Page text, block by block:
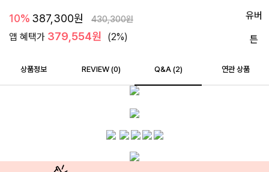
10% 387,300원 430,300원
앱 혜택가 379,554원 (2%)
상품정보 REVIEW (0) Q&A (2) 연관 상품